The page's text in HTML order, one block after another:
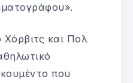
και Πολ
που